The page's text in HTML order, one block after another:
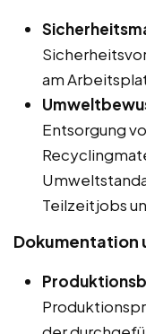
am
Entsorgung
Teilzeitjobs
Dokumentation